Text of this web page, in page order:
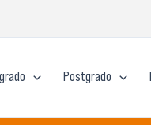
Postgrado